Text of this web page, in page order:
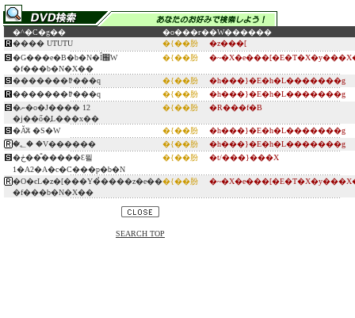
�^�C�g�� �o���ғ��W������
���� UTUTU
�{��肦
�z���[
�G���e�B�b�N�Ȋ֌W
�f���b�N�X��
�{��肦
�������ꐴ���q �{��肦
�h���}�E�h�L�������g
�������ꐴ���q
�{��肦
�h���}�E�h�L�������g
�ނ�o�J���� 12
�j��ő�̗L���x��
�{��肦 �R���f�B
�Ă̈ꑰ �S�W �{��肦
�h���}�E�h�L�������g
�؂̈� �V������
�{��肦
�h���}�E�h�L�������g
�ڂ���̎����Ԑ푈
1�A2�A�c�C���p�b�N
�{��肦 �t/���}���X
�O�єL�z�[���Y�̉����z�e��
�f���b�N�X��
�{��肦
SEARCH TOP